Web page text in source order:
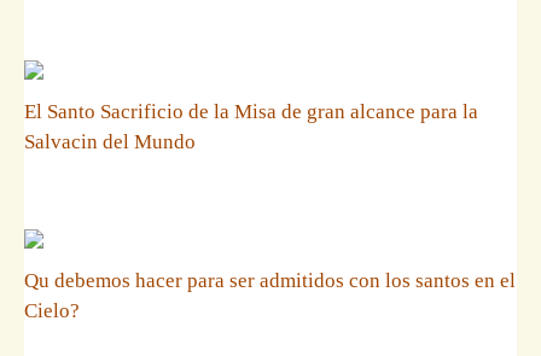
El Santo Sacrificio de la Misa de gran alcance para la
Salvacin del Mundo
Qu debemos hacer para ser admitidos con los santos en el
Cielo?